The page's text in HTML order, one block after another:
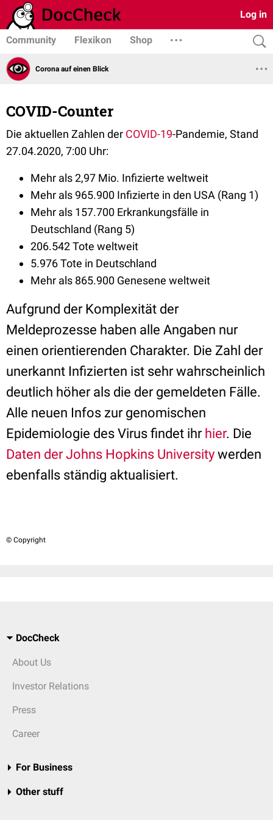
Log in
Community Flexikon Shop
Corona auf einen Blick
COVID-Counter
Die aktuellen Zahlen der COVID-19-Pandemie, Stand
27.04.2020, 7:00 Uhr:
Mehr als 2,97 Mio. Infizierte weltweit
Mehr als 965.900 Infizierte in den USA (Rang 1)
Mehr als 157.700 Erkrankungsfälle in
Deutschland (Rang 5)
206.542 Tote weltweit
5.976 Tote in Deutschland
Mehr als 865.900 Genesene weltweit
Aufgrund der Komplexität der
Meldeprozesse haben alle Angaben nur
einen orientierenden Charakter. Die Zahl der
unerkannt Infizierten ist sehr wahrscheinlich
deutlich höher als die der gemeldeten Fälle.
Alle neuen Infos zur genomischen
Epidemiologie des Virus findet ihr hier. Die
Daten der Johns Hopkins University werden
ebenfalls ständig aktualisiert.
© Copyright
DocCheck
About Us
Investor Relations
Press
Career
For Business
Other stuff